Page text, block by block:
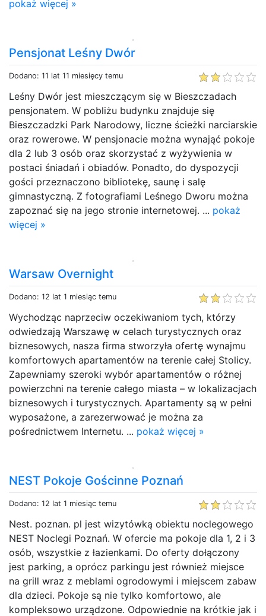
pokaż więcej »
Pensjonat Leśny Dwór
Dodano: 11 lat 11 miesięcy temu
Leśny Dwór jest mieszczącym się w Bieszczadach
pensjonatem. W pobliżu budynku znajduje się
Bieszczadzki Park Narodowy, liczne ścieżki narciarskie
oraz rowerowe. W pensjonacie można wynająć pokoje
dla 2 lub 3 osób oraz skorzystać z wyżywienia w
postaci śniadań i obiadów. Ponadto, do dyspozycji
gości przeznaczono bibliotekę, saunę i salę
gimnastyczną. Z fotografiami Leśnego Dworu można
zapoznać się na jego stronie internetowej. ... pokaż
więcej »
Warsaw Overnight
Dodano: 12 lat 1 miesiąc temu
Wychodząc naprzeciw oczekiwaniom tych, którzy
odwiedzają Warszawę w celach turystycznych oraz
biznesowych, nasza firma stworzyła ofertę wynajmu
komfortowych apartamentów na terenie całej Stolicy.
Zapewniamy szeroki wybór apartamentów o różnej
powierzchni na terenie całego miasta – w lokalizacjach
biznesowych i turystycznych. Apartamenty są w pełni
wyposażone, a zarezerwować je można za
pośrednictwem Internetu. ... pokaż więcej »
NEST Pokoje Gościnne Poznań
Dodano: 12 lat 1 miesiąc temu
Nest. poznan. pl jest wizytówką obiektu noclegowego
NEST Noclegi Poznań. W ofercie ma pokoje dla 1, 2 i 3
osób, wszystkie z łazienkami. Do oferty dołączony
jest parking, a oprócz parkingu jest również miejsce
na grill wraz z meblami ogrodowymi i miejscem zabaw
dla dzieci. Pokoje są nie tylko komfortowo, ale
kompleksowo urządzone. Odpowiednie na krótkie jak i